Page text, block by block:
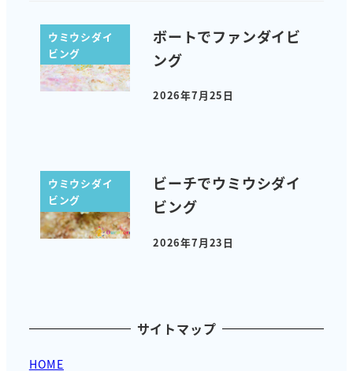
ウミウシダイ
ビング
ボートでファンダイビ
ング
投稿日
2026年7月25日
ウミウシダイ
ビング
ビーチでウミウシダイ
ビング
投稿日
2026年7月23日
サイトマップ
HOME